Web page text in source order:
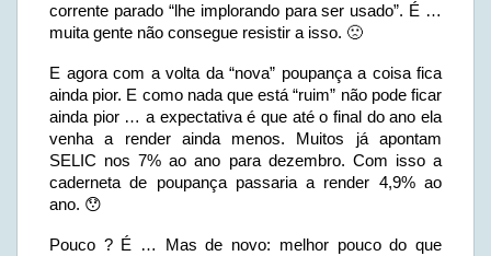
corrente parado “lhe implorando para ser usado”. É …
muita gente não consegue resistir a isso. 🙁
E agora com a volta da “nova” poupança a coisa fica
ainda pior. E como nada que está “ruim” não pode ficar
ainda pior … a expectativa é que até o final do ano ela
venha a render ainda menos. Muitos já apontam
SELIC nos 7% ao ano para dezembro. Com isso a
caderneta de poupança passaria a render 4,9% ao
ano. 😯
Pouco ? É … Mas de novo: melhor pouco do que